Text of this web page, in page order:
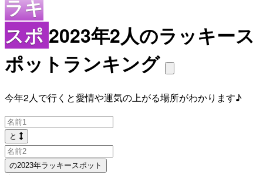
ラキ
スポ 2023年2人のラッキース
ポットランキング
今年2人で行くと愛情や運気の上がる場所がわかります♪
と
の2023年ラッキースポット